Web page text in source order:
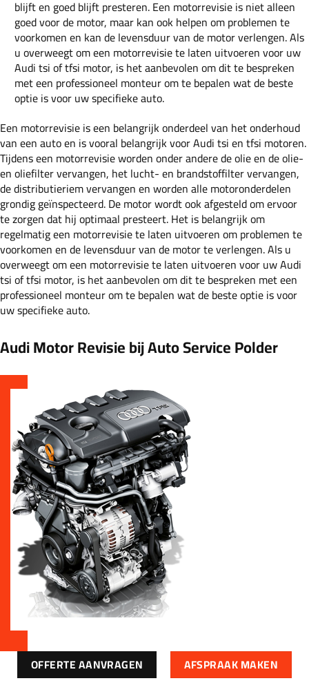
Audi Motor Revisie bij Auto Service Polder
blijft en goed blijft presteren. Een motorrevisie is niet alleen
goed voor de motor, maar kan ook helpen om problemen te
voorkomen en kan de levensduur van de motor verlengen. Als
u overweegt om een motorrevisie te laten uitvoeren voor uw
Audi tsi of tfsi motor, is het aanbevolen om dit te bespreken
met een professioneel monteur om te bepalen wat de beste
optie is voor uw specifieke auto.
Een motorrevisie is een belangrijk onderdeel van het onderhoud
van een auto en is vooral belangrijk voor Audi tsi en tfsi motoren.
Tijdens een motorrevisie worden onder andere de olie en de olie-
en oliefilter vervangen, het lucht- en brandstoffilter vervangen,
de distributieriem vervangen en worden alle motoronderdelen
grondig geïnspecteerd. De motor wordt ook afgesteld om ervoor
te zorgen dat hij optimaal presteert. Het is belangrijk om
regelmatig een motorrevisie te laten uitvoeren om problemen te
voorkomen en de levensduur van de motor te verlengen. Als u
overweegt om een motorrevisie te laten uitvoeren voor uw Audi
tsi of tfsi motor, is het aanbevolen om dit te bespreken met een
professioneel monteur om te bepalen wat de beste optie is voor
uw specifieke auto.
OFFERTE AANVRAGEN AFSPRAAK MAKEN